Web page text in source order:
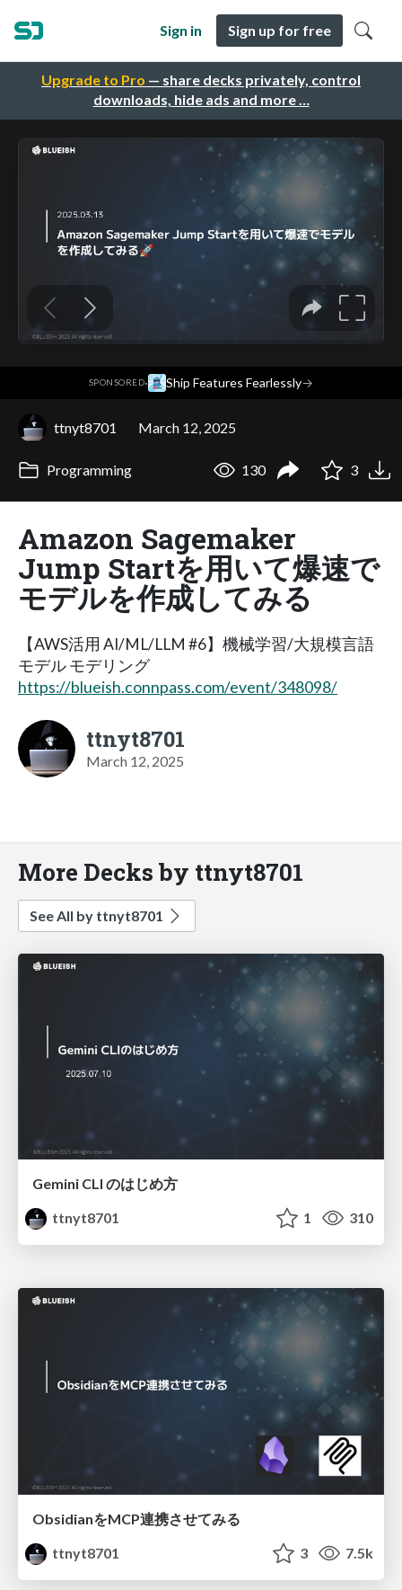
Upgrade to Pro — share decks privately, control
downloads, hide ads and more …
Sign in Sign up for free
SPONSORED· Ship Features Fearlessly→
ttnyt8701 March 12, 2025
Programming 130 3
Amazon Sagemaker
Jump Startを用いて爆速で
モデルを作成してみる
【AWS活用 AI/ML/LLM #6】機械学習/大規模言語
モデル モデリング
https://blueish.connpass.com/event/348098/
ttnyt8701
March 12, 2025
More Decks by ttnyt8701
See All by ttnyt8701
Gemini CLI のはじめ方
ttnyt8701
1 310
ObsidianをMCP連携させてみる
ttnyt8701
3 7.5k